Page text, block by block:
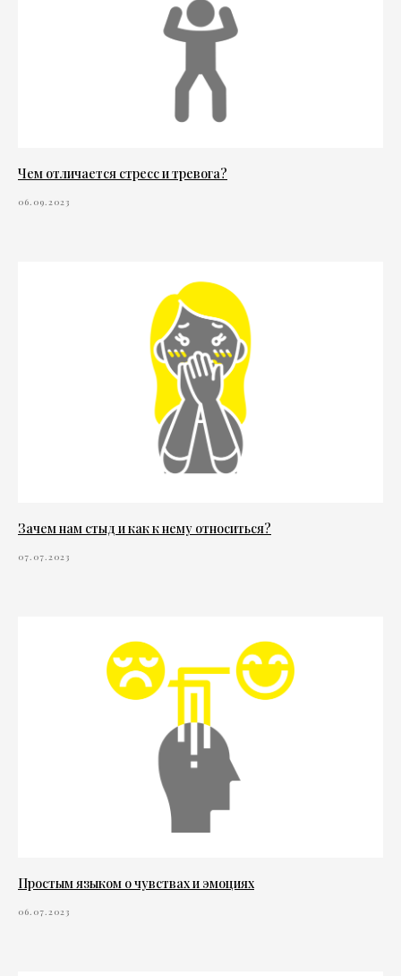
Чем отличается стресс и тревога?
06.09.2023
Зачем нам стыд и как к нему относиться?
07.07.2023
Простым языком о чувствах и эмоциях
06.07.2023